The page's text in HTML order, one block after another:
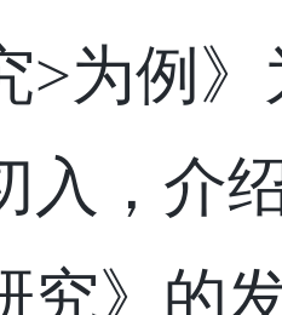
>为例
入，介
究》的